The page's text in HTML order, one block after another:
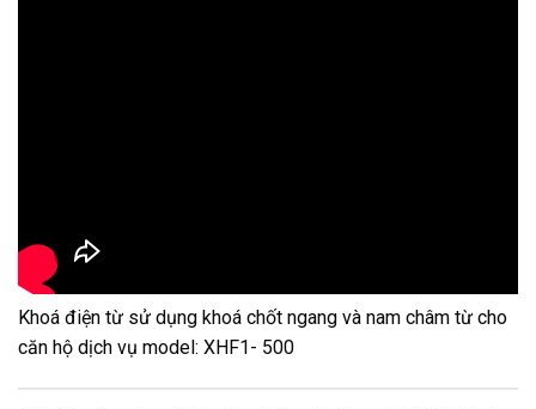
Khoá điện từ sử dụng khoá chốt ngang và nam châm từ cho
căn hộ dịch vụ model: XHF1- 500